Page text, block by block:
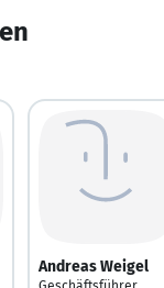
Andreas Weigel